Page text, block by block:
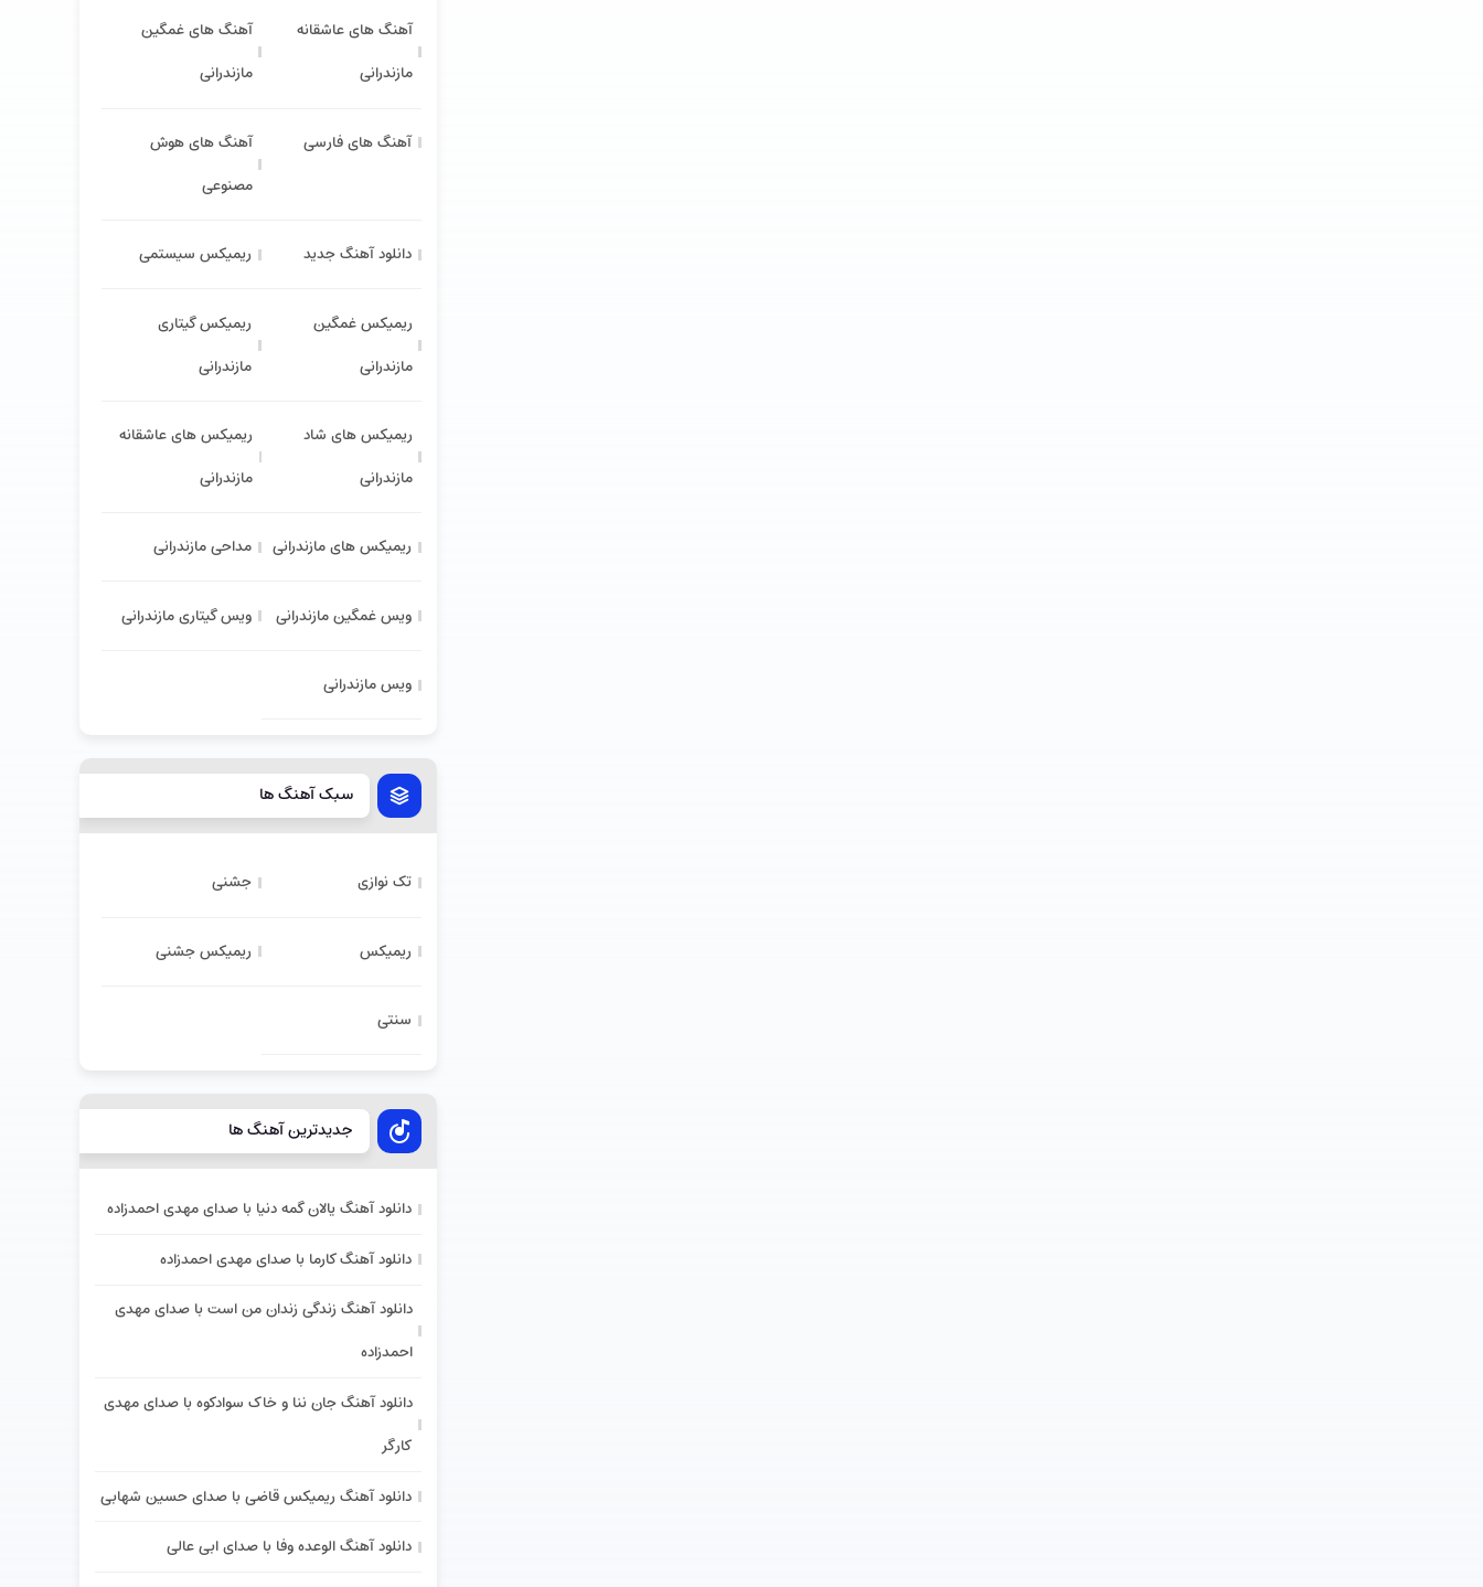
آهنگ های عاشقانه
مازندرانی
آهنگ های غمگین
مازندرانی
آهنگ های فارسی
آهنگ های هوش
مصنوعی
دانلود آهنگ جدید ریمیکس سیستمی
ریمیکس غمگین
مازندرانی
ریمیکس گیتاری
مازندرانی
ریمیکس های شاد
مازندرانی
ریمیکس های عاشقانه
مازندرانی
ریمیکس های مازندرانی مداحی مازندرانی
ویس غمگین مازندرانی ویس گیتاری مازندرانی
ویس مازندرانی
سبک آهنگ ها
تک نوازی جشنی
ریمیکس ریمیکس جشنی
سنتی
جدیدترین آهنگ ها
دانلود آهنگ یالان گمه دنیا با صدای مهدی احمدزاده
دانلود آهنگ کارما با صدای مهدی احمدزاده
دانلود آهنگ زندگی زندان من است با صدای مهدی
احمدزاده
دانلود آهنگ جان ننا و خاک سوادکوه با صدای مهدی
کارگر
دانلود آهنگ ریمیکس قاضی با صدای حسین شهابی
دانلود آهنگ الوعده وفا با صدای ابی عالی